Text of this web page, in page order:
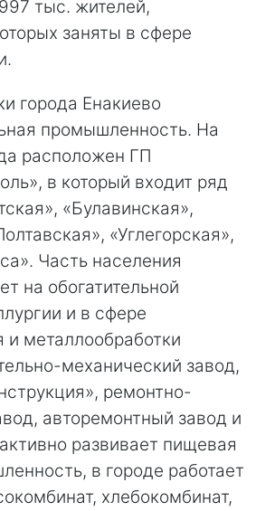
тыс. жителей,
заняты в сфере
города Енакиево
промышленность. На
расположен ГП
в который входит ряд
«Булавинская»,
«Углегорская»,
Часть населения
на обогатительной
и в сфере
металлообработки
механический завод,
ремонтно-
авторемонтный завод и
развивает пищевая
в городе работает
хлебокомбинат,